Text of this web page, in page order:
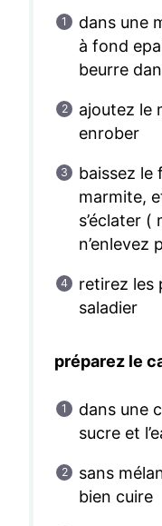
dans une
à fond
beurre
ajoutez le
enrober
baissez le
marmite,
s’éclater (
n’enlevez
retirez les
saladier
préparez le
dans une
sucre et
sans
bien cuire